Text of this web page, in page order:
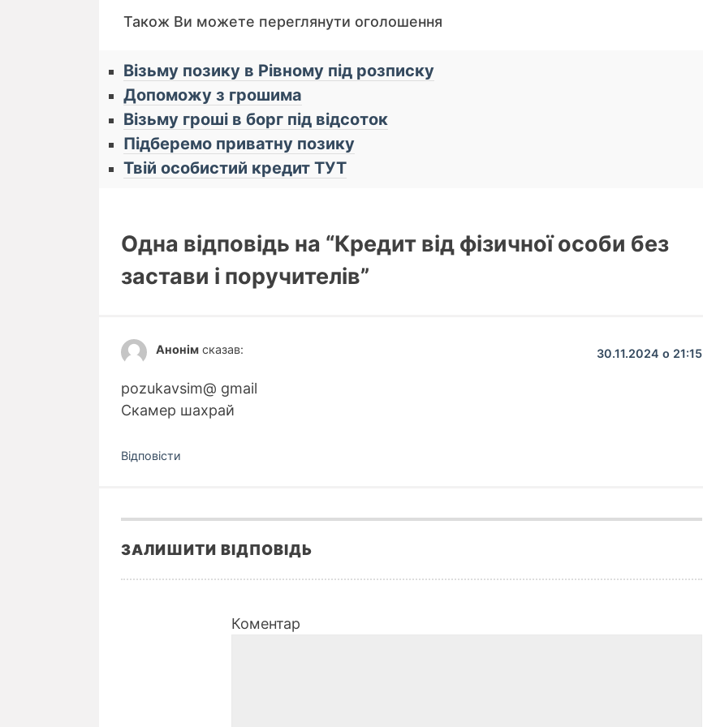
Також Ви можете переглянути оголошення
Візьму позику в Рівному під розписку
Допоможу з грошима
Візьму гроші в борг під відсоток
Підберемо приватну позику
Твій особистий кредит ТУТ
Одна відповідь на “Кредит від фізичної особи без
застави і поручителів”
Анонім сказав: 30.11.2024 о 21:15
pozukavsim@ gmail
Скамер шахрай
Відповіcти
ЗАЛИШИТИ ВІДПОВІДЬ
Коментар